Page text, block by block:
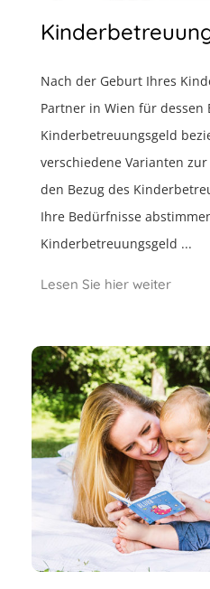
Nach der Geburt Ihres
Partner in Wien für dessen
Kinderbetreuungsgeld
verschiedene Varianten
den Bezug des
Ihre Bedürfnisse
Kinderbetreuungsgeld ...
Lesen Sie hier weiter